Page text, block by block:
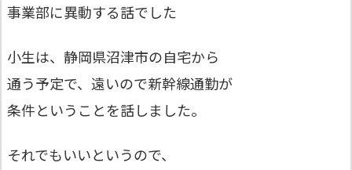
事業部に異動する話でした
小生は、静岡県沼津市の自宅から
通う予定で、遠いので新幹線通勤が
条件ということを話しました。
それでもいいというので、